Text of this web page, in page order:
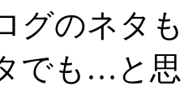
グのネタ
でも…と